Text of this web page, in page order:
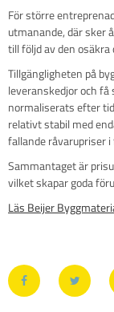
För större
utmanande, där sker
till följd av den
Tillgängligheten på
leveranskedjor och
normaliserats efter
relativt stabil med
fallande råvarupriser
Sammantaget är
vilket skapar goda
Läs Beijer